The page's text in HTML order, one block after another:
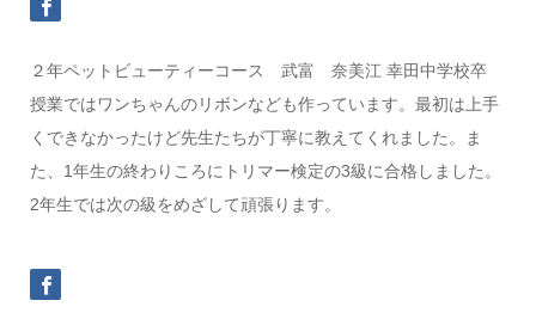
２年ペットビューティーコース 武富 奈美江 幸田中学校卒
授業ではワンちゃんのリボンなども作っています。最初は上手
くできなかったけど先生たちが丁寧に教えてくれました。ま
た、1年生の終わりころにトリマー検定の3級に合格しました。
2年生では次の級をめざして頑張ります。